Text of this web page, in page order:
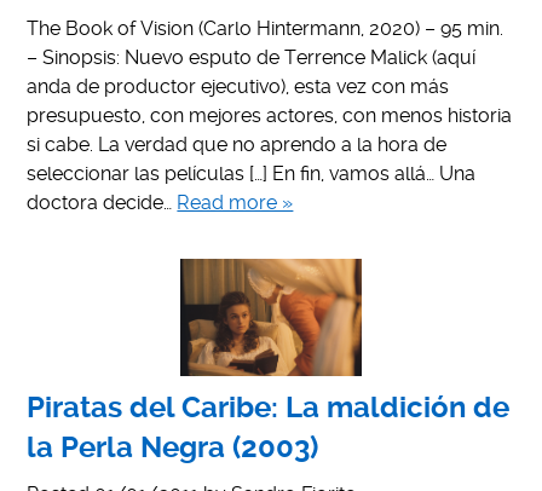
The Book of Vision (Carlo Hintermann, 2020) – 95 min.
– Sinopsis: Nuevo esputo de Terrence Malick (aquí
anda de productor ejecutivo), esta vez con más
presupuesto, con mejores actores, con menos historia
si cabe. La verdad que no aprendo a la hora de
seleccionar las películas […] En fin, vamos allá… Una
doctora decide… Read more »
Piratas del Caribe: La maldición de
la Perla Negra (2003)